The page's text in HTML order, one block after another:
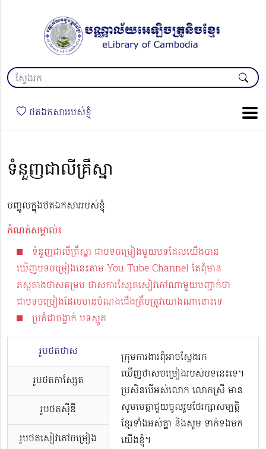
ថតឯកសាររបស់ខ្ញុំ
ទំនួញជាលីគ្រឹស្នា
បញ្ចូលក្នុងថតឯកសាររបស់ខ្ញុំ
កំណត់សម្គាល់៖
ទំនួញជាលីគ្រឹស្នា ជាបទចម្រៀងមួយបទដែលយើងបាន
ឃើញបទចម្រៀងនេះតាម You Tube Channel តែពុំមាន
ភស្តុតាងថាសគម្រប ថាសការស្សែតសៀវភៅណាមួយបញ្ជាក់ថា
ជាបទចម្រៀងដែលមានចំណងជើងត្រឹមត្រូវយោងណានោះទេ
ប្រគំជាចង្វាក់ បទស្មូត
រូបថតថាស
រូបថតកាសែ្សត
រូបថតស៊ីឌី
រូបថតសៀវភៅចម្រៀង
ក្រុមការងារពុំអាចស្វែងរក
ឃើញថាសចម្រៀងរបស់បទនេះទេ។
ប្រសិនបើអស់លោក លោកស្រី មាន
សូមមេត្តាជួយចូលរួមថែរក្សាសម្បត្តិ
ខ្មែរទាំងអស់គ្នា និងសូម ទាក់ទងមក
យើងខ្ញុំ។